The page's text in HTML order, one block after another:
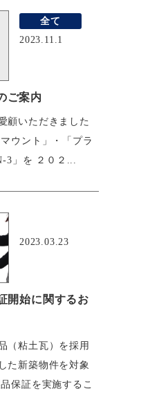
全て
2023.11.1
ご案内
顧いただきました
ウント」・「プラ
3」を ２０２...
2023.03.23
開始に関するお
（粘土瓦）を採用
た新築物件を対象
保証を実施するこ